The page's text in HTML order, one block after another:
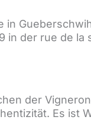
in
in der rue de
der
Es ist